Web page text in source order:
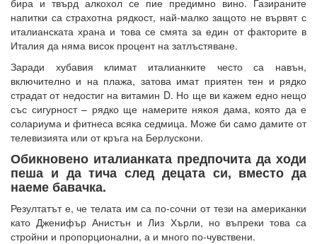
напитки са страхотна рядкост, най-малко защото не вървят с
италианската храна и това се смята за един от факторите в
Италия да няма висок процент на затлъстяване.
Заради хубавия климат италианките често са навън,
включително и на плажа, затова имат приятен тен и рядко
страдат от недостиг на витамин D. Но ще ви кажем едно нещо
със сигурност – рядко ще намерите някоя дама, която да е
солариума и фитнеса всяка седмица. Може би само дамите от
телевизията или от кръга на Берлускони.
Обикновено италианката предпочита да ходи
пеша и да тича след децата си, вместо да
наеме бавачка.
Резултатът е, че телата им са по-сочни от тези на американки
като Дженифър Анистън и Лиз Хърли, но въпреки това са
стройни и пропорционални, а и много по-чувствени.